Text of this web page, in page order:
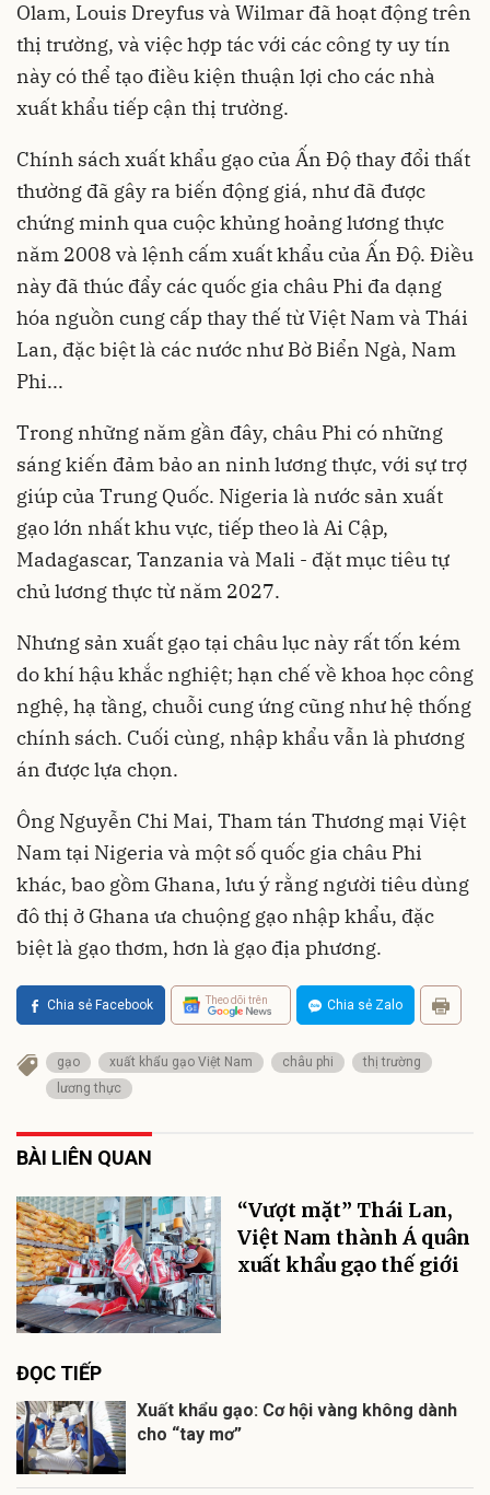
Olam, Louis Dreyfus và Wilmar đã hoạt động trên
thị trường, và việc hợp tác với các công ty uy tín
này có thể tạo điều kiện thuận lợi cho các nhà
xuất khẩu tiếp cận thị trường.
Chính sách xuất khẩu gạo của Ấn Độ thay đổi thất
thường đã gây ra biến động giá, như đã được
chứng minh qua cuộc khủng hoảng lương thực
năm 2008 và lệnh cấm xuất khẩu của Ấn Độ. Điều
này đã thúc đẩy các quốc gia châu Phi đa dạng
hóa nguồn cung cấp thay thế từ Việt Nam và Thái
Lan, đặc biệt là các nước như Bờ Biển Ngà, Nam
Phi...
Trong những năm gần đây, châu Phi có những
sáng kiến đảm bảo an ninh lương thực, với sự trợ
giúp của Trung Quốc. Nigeria là nước sản xuất
gạo lớn nhất khu vực, tiếp theo là Ai Cập,
Madagascar, Tanzania và Mali - đặt mục tiêu tự
chủ lương thực từ năm 2027.
Nhưng sản xuất gạo tại châu lục này rất tốn kém
do khí hậu khắc nghiệt; hạn chế về khoa học công
nghệ, hạ tầng, chuỗi cung ứng cũng như hệ thống
chính sách. Cuối cùng, nhập khẩu vẫn là phương
án được lựa chọn.
Ông Nguyễn Chi Mai, Tham tán Thương mại Việt
Nam tại Nigeria và một số quốc gia châu Phi
khác, bao gồm Ghana, lưu ý rằng người tiêu dùng
đô thị ở Ghana ưa chuộng gạo nhập khẩu, đặc
biệt là gạo thơm, hơn là gạo địa phương.
Chia sẻ Facebook Theo dõi trên Chia sẻ Zalo
gạo xuất khẩu gạo Việt Nam châu phi
thị trường
lương thực
BÀI LIÊN QUAN
“Vượt mặt” Thái Lan,
Việt Nam thành Á quân
xuất khẩu gạo thế giới
ĐỌC TIẾP
Xuất khẩu gạo: Cơ hội vàng không dành
cho “tay mơ”